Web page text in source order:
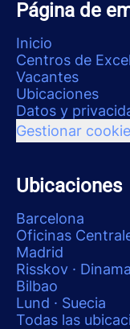
Página de
Inicio
Centros de
Vacantes
Ubicaciones
Datos y
Gestionar
Ubicaciones
Barcelona
Oficinas
Madrid
Risskov ·
Bilbao
Lund · Suecia
Todas las